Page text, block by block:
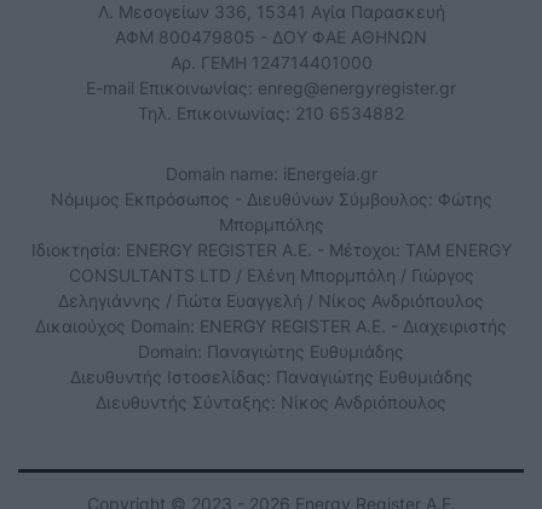
Λ. Μεσογείων 336, 15341 Αγία Παρασκευή
ΑΦΜ 800479805 - ΔΟΥ ΦΑΕ ΑΘΗΝΩΝ
Αρ. ΓΕΜΗ 124714401000
E-mail Επικοινωνίας: enreg@energyregister.gr
Τηλ. Επικοινωνίας: 210 6534882
Domain name: iEnergeia.gr
Νόμιμος Εκπρόσωπος - Διευθύνων Σύμβουλος: Φώτης
Μπορμπόλης
Ιδιοκτησία: ENERGY REGISTER Α.Ε. - Μέτοχοι: TAM ENERGY
CONSULTANTS LTD / Ελένη Μπορμπόλη / Γιώργος
Δεληγιάννης / Γιώτα Ευαγγελή / Νίκος Ανδριόπουλος
Δικαιούχος Domain: ENERGY REGISTER Α.Ε. - Διαχειριστής
Domain: Παναγιώτης Ευθυμιάδης
Διευθυντής Ιστοσελίδας: Παναγιώτης Ευθυμιάδης
Διευθυντής Σύνταξης: Νίκος Ανδριόπουλος
Copyright © 2023 - 2026 Energy Register Α.Ε.